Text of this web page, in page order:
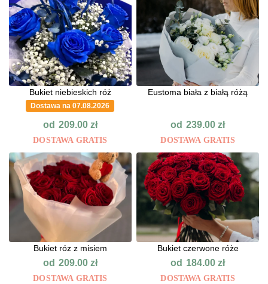
Bukiet niebieskich róż
Dostawa na 07.08.2026
od 209.00 zł
DOSTAWA GRATIS
Eustoma biała z białą różą
od 239.00zł
DOSTAWA GRATIS
Bukiet róz z misiem
od 209.00 zł
DOSTAWA GRATIS
Bukiet czerwone róże
od 184.00zł
DOSTAWA GRATIS